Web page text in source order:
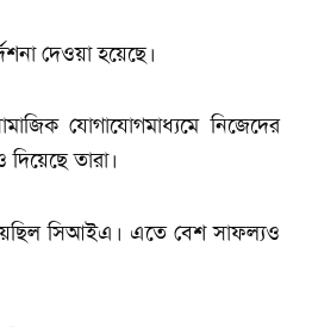
দেওয়া হয়েছে।
যোগাযোগমাধ্যমে নিজেদের
তারা।
সিআইএ। এতে বেশ সাফল্যও